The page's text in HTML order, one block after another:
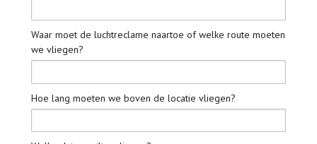
Waar moet de luchtreclame naartoe of welke route moeten
we vliegen?
Hoe lang moeten we boven de locatie vliegen?